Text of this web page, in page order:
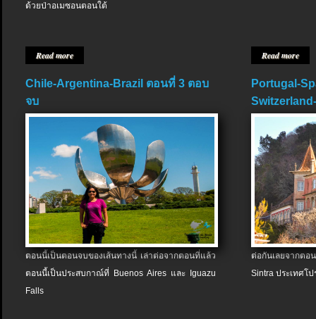
ด้วยป่าอเมซอนตอนใต้
Read more Read more
Chile-Argentina-Brazil ตอนที่ 3 ตอบ
จบ
ตอนนี้เป็นตอนจบของเส้นทางนี้ เล่าต่อจากตอนที่แล้ว
ตอนนี้เป็นประสบกาณ์ที่ Buenos Aires และ Iguazu
Falls
Portugal-
ต่อกันเลยจากต
Sintra ประเทศโป